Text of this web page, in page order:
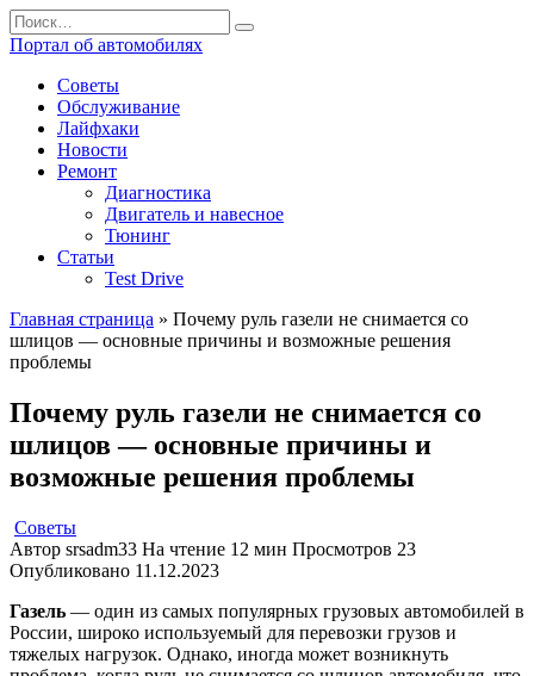
Перейти
к
содержанию
Search
for:
Портал об автомобилях
Советы
Обслуживание
Лайфхаки
Новости
Ремонт
Диагностика
Двигатель и навесное
Тюнинг
Статьи
Test Drive
Главная страница » Почему руль газели не снимается со
шлицов — основные причины и возможные решения
проблемы
Почему руль газели не снимается со
шлицов — основные причины и
возможные решения проблемы
Советы
Автор srsadm33 На чтение 12 мин Просмотров 23
Опубликовано 11.12.2023
Газель — один из самых популярных грузовых автомобилей в
России, широко используемый для перевозки грузов и
тяжелых нагрузок. Однако, иногда может возникнуть